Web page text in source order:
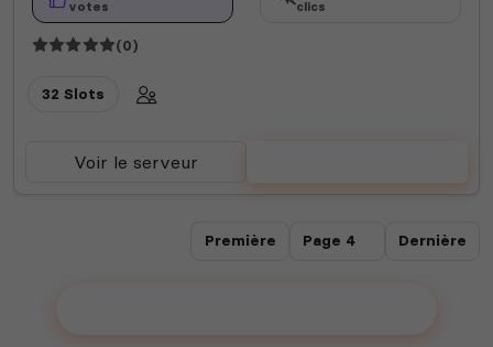
votes clics
(0)
32 Slots
Voir le serveur
Première Dernière